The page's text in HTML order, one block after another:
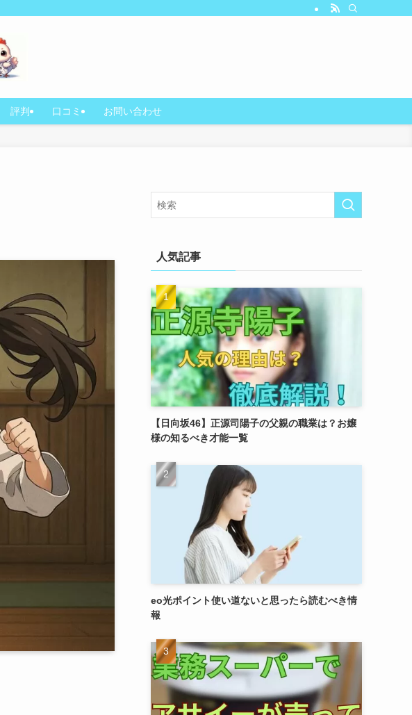
評判 口コミ お問い合わせ
人気記事
【日向坂46】正源司陽子の父親の職業は？お嬢
様の知るべき才能一覧
eo光ポイント使い道ないと思ったら読むべき情
報